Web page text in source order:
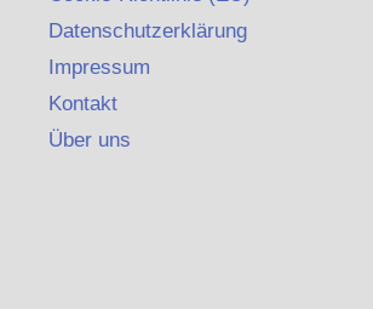
Datenschutzerklärung
Impressum
Kontakt
Über uns